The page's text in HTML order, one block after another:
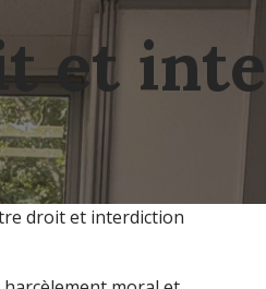
et
droit et interdiction